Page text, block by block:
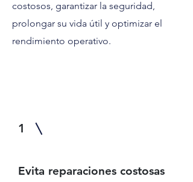
costosos, garantizar la seguridad,
prolongar su vida útil y optimizar el
rendimiento operativo.
1
Evita reparaciones costosas